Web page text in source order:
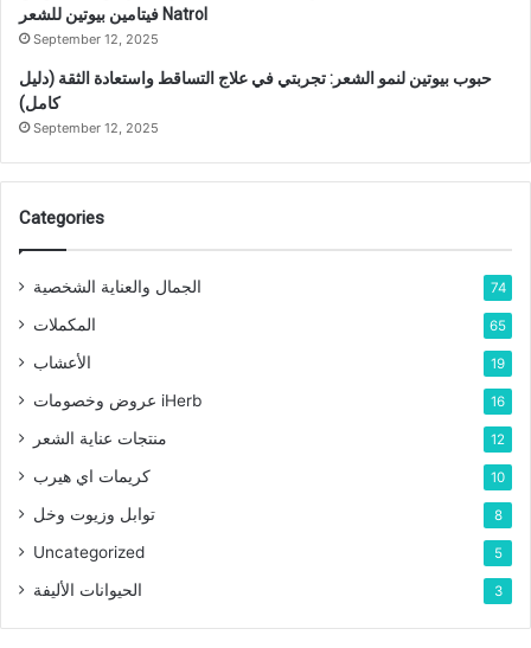
فيتامين بيوتين للشعر Natrol
September 12, 2025
حبوب بيوتين لنمو الشعر: تجربتي في علاج التساقط واستعادة الثقة (دليل
كامل)
September 12, 2025
Categories
الجمال والعناية الشخصية 74
المكملات 65
الأعشاب 19
عروض وخصومات iHerb 16
منتجات عناية الشعر 12
كريمات اي هيرب 10
توابل وزيوت وخل 8
Uncategorized 5
الحيوانات الأليفة 3